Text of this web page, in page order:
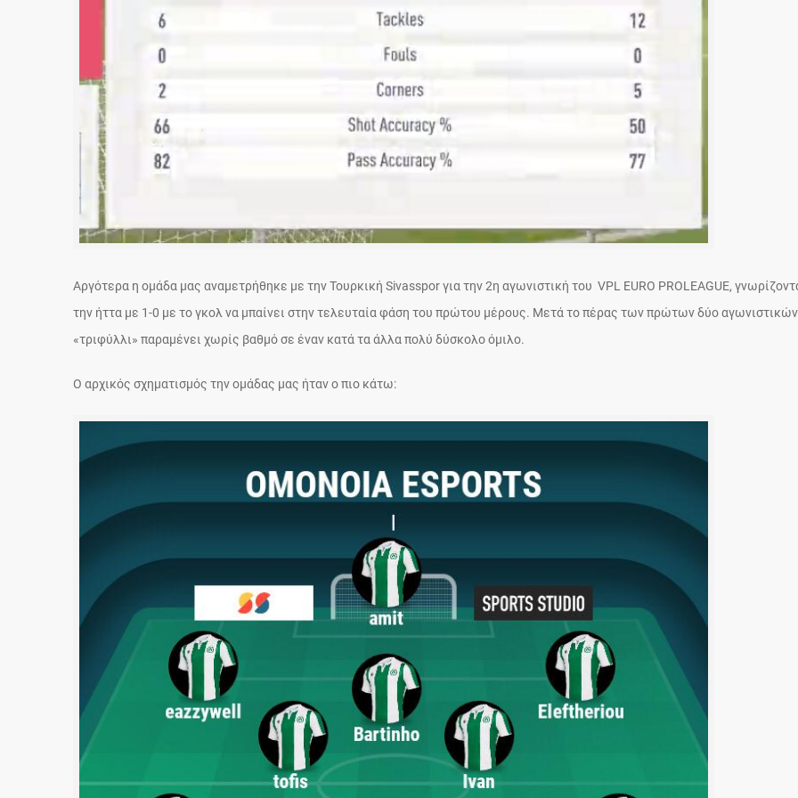
Αργότερα η ομάδα μας αναμετρήθηκε με την Τουρκική Sivasspor για την 2η αγωνιστική του VPL EURO PROLEAGUE,
την ήττα με 1-0 με το γκολ να μπαίνει στην τελευταία φάση του πρώτου μέρους. Μετά το πέρας των πρώτων δύο
«τριφύλλι» παραμένει χωρίς βαθμό σε έναν κατά τα άλλα πολύ δύσκολο όμιλο.
Ο αρχικός σχηματισμός την ομάδας μας ήταν ο πιο κάτω: